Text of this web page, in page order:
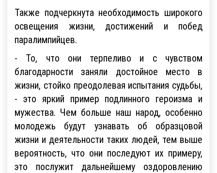
Также подчеркнута необходимость широкого
освещения жизни, достижений и побед
паралимпийцев.
- То, что они терпеливо и с чувством
благодарности заняли достойное место в
жизни, стойко преодолевая испытания судьбы,
- это яркий пример подлинного героизма и
мужества. Чем больше наш народ, особенно
молодежь будут узнавать об образцовой
жизни и деятельности таких людей, тем выше
вероятность, что они последуют их примеру,
это послужит дальнейшему оздоровлению